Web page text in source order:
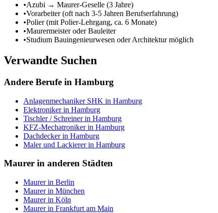
•Azubi → Maurer-Geselle (3 Jahre)
•Vorarbeiter (oft nach 3-5 Jahren Berufserfahrung)
•Polier (mit Polier-Lehrgang, ca. 6 Monate)
•Maurermeister oder Bauleiter
•Studium Bauingenieurwesen oder Architektur möglich
Verwandte Suchen
Andere Berufe in Hamburg
Anlagenmechaniker SHK in Hamburg
Elektronikerin Hamburg
Tischler / Schreinerin Hamburg
KFZ-Mechatronikerin Hamburg
Dachdeckerin Hamburg
Maler und Lackiererin Hamburg
Maurer in anderen Städten
Maurerin Berlin
Maurerin München
Maurerin Köln
Maurerin Frankfurt am Main